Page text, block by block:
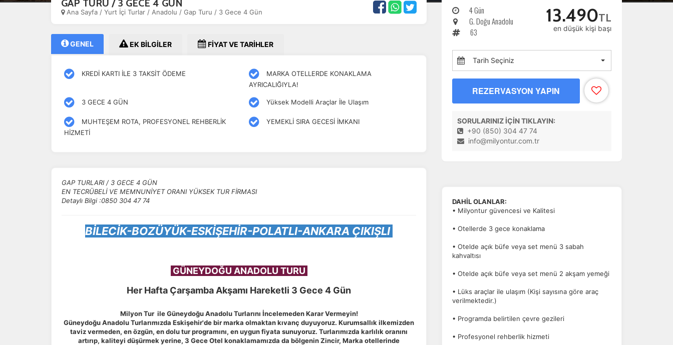
GAP TURU / 3 GECE 4 GÜN
Ana Sayfa / Yurt İçi Turlar / Anadolu / Gap Turu / 3 Gece 4 Gün
GENEL EK BİLGİLER FİYAT VE TARİHLER
KREDİ KARTI İLE 3 TAKSİT ÖDEME
MARKA OTELLERDE KONAKLAMA
AYRICALIĞIYLA!
3 GECE 4 GÜN Yüksek Modelli Araçlar İle Ulaşım
MUHTEŞEM ROTA, PROFESYONEL REHBERLİK
HİZMETİ
YEMEKLİ SIRA GECESİ İMKANI
GAP TURLARI / 3 GECE 4 GÜN
EN TECRÜBELİ VE MEMNUNİYET ORANI YÜKSEK TUR FİRMASI
Detaylı Bilgi :0850 304 47 74
BİLECİK-BOZÜYÜK-ESKİŞEHİR-POLATLI-ANKARA ÇIKIŞLI
GÜNEYDOĞU ANADOLU TURU
Her Hafta Çarşamba Akşamı Hareketli 3 Gece 4 Gün
Milyon Tur ile Güneydoğu Anadolu Turlarını İncelemeden Karar Vermeyin!
Güneydoğu Anadolu Turlarımızda Eskişehir'de bir marka olmaktan kıvanç duyuyoruz. Kurumsallık ilkemizden
taviz vermeden, en özgün, en dolu tur programını, en uygun fiyata sunuyoruz. Turlarımızda karlılık oranını
artırıp, kaliteyi düşürmek yerine, 3 Gece Otel konaklamamızda da bölgenin Zincir, Marka otellerinde
4 Gün
G. Doğu Anadolu
63
13.490TL
en düşük kişi başı
Tarih Seçiniz
REZERVASYON YAPIN
SORULARINIZ İÇİN TIKLAYIN:
+90 (850) 304 47 74
info@milyontur.com.tr
DAHİL OLANLAR:
• Milyontur güvencesi ve Kalitesi
• Otellerde 3 gece konaklama
• Otelde açık büfe veya set menü 3 sabah
kahvaltısı
• Otelde açık büfe veya set menü 2 akşam yemeği
• Lüks araçlar ile ulaşım (Kişi sayısına göre araç
verilmektedir.)
• Programda belirtilen çevre gezileri
• Profesyonel rehberlik hizmeti